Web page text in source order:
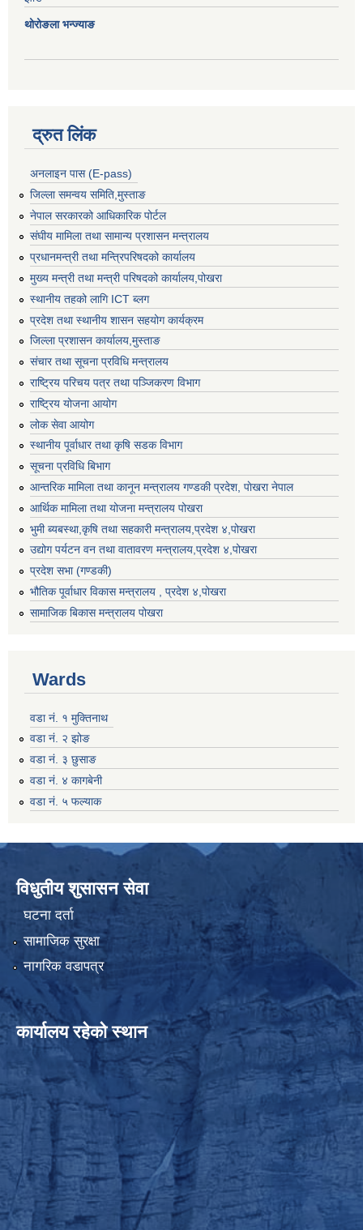
थोरोङला भन्ज्याङ
द्रुत लिंक
अनलाइन पास (E-pass)
जिल्ला समन्वय समिति,मुस्ताङ
नेपाल सरकारको आधिकारिक पोर्टल
संघीय मामिला तथा सामान्य प्रशासन मन्त्रालय
प्रधानमन्त्री तथा मन्त्रिपरिषदको कार्यालय
मुख्य मन्त्री तथा मन्त्री परिषदको कार्यालय,पोखरा
स्थानीय तहको लागि ICT ब्लग
प्रदेश तथा स्थानीय शासन सहयोग कार्यक्रम
जिल्ला प्रशासन कार्यालय,मुस्ताङ
संचार तथा सूचना प्रविधि मन्त्रालय
राष्ट्रिय परिचय पत्र तथा पञ्जिकरण विभाग
राष्ट्रिय योजना आयोग
लोक सेवा आयोग
स्थानीय पूर्वाधार तथा कृषि सडक विभाग
सूचना प्रविधि बिभाग
आन्तरिक मामिला तथा कानून मन्त्रालय गण्डकी प्रदेश, पाेखरा नेपाल
आर्थिक मामिला तथा योजना मन्त्रालय पोखरा
भुमी ब्यबस्था,कृषि तथा सहकारी मन्त्रालय,प्रदेश ४,पोखरा
उद्योग पर्यटन वन तथा वातावरण मन्त्रालय,प्रदेश ४,पोखरा
प्रदेश सभा (गण्डकी)
भौतिक पूर्वाधार विकास मन्त्रालय , प्रदेश ४,पोखरा
सामाजिक बिकास मन्त्रालय पोखरा
Wards
वडा नं. १ मुक्तिनाथ
वडा नं. २ झोङ
वडा नं. ३ छुसाङ
वडा नं. ४ कागबेनी
वडा नं. ५ फल्याक
विधुतीय शुसासन सेवा
घटना दर्ता
सामाजिक सुरक्षा
नागरिक वडापत्र
कार्यालय रहेको स्थान